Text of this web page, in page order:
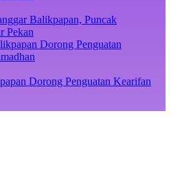
Balikpapan, Puncak
Pekan
Dorong Penguatan Kearifan